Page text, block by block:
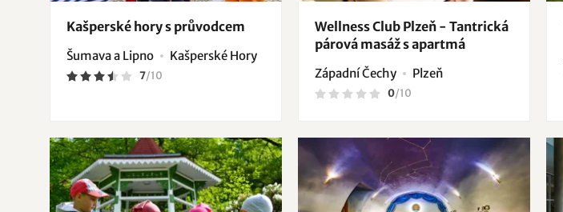
Kašperské hory s průvodcem
Šumava a Lipno Kašperské Hory
7/10
Wellness Club Plzeň - Tantrická
párová masáž s apartmá
Západní Čechy Plzeň
0/10